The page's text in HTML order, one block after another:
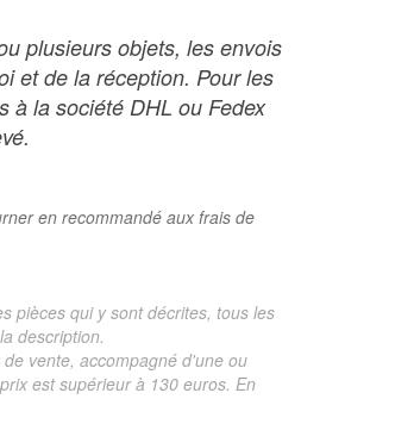
plusieurs objets, les envois
et de la réception. Pour les
à la société DHL ou Fedex
en recommandé aux frais de
pièces qui y sont décrites, tous les
description.
vente, accompagné d'une ou
est supérieur à 130 euros. En